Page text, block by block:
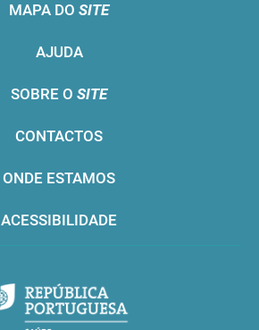
MAPA DO SITE
AJUDA
SOBRE O SITE
CONTACTOS
ONDE ESTAMOS
ACESSIBILIDADE